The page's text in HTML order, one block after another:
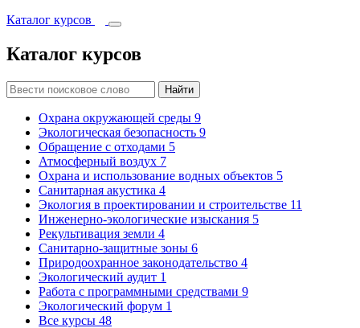
Каталог курсов
Каталог курсов
Найти
Охрана окружающей среды 9
Экологическая безопасность 9
Обращение с отходами 5
Атмосферный воздух 7
Охрана и использование водных объектов 5
Санитарная акустика 4
Экология в проектировании и строительстве 11
Инженерно-экологические изыскания 5
Рекультивация земли 4
Санитарно-защитные зоны 6
Природоохранное законодательство 4
Экологический аудит 1
Работа с программными средствами 9
Экологический форум 1
Все курсы 48